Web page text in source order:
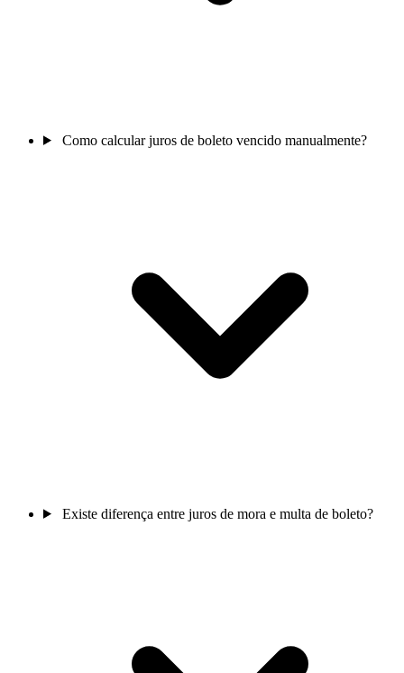
Como calcular juros de boleto vencido manualmente?
Existe diferença entre juros de mora e multa de boleto?